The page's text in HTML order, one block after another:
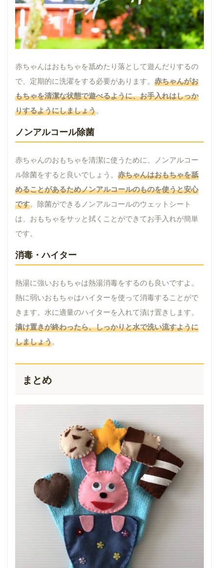
赤ちゃんはおもちゃを舐めたり落として遊んだりするの
で、定期的に洗濯をする必要があります。 赤ちゃんがお
もちゃを清潔な状態で遊べるように、お手入れはしっか
りするようにしましょう。
ノンアルコール除菌
赤ちゃんのおもちゃを清潔に使うために、ノンアルコー
ル除菌をすると良いでしょう。 赤ちゃんはおもちゃを舐
めることがあるためノンアルコールのものを使うと安心
です。除菌ができるノンアルコールのウェットシート
は、おもちゃをサッと拭くことができてお手入れが簡単
です。
消毒・ハイター
熱湯に強いおもちゃは熱湯消毒をするのも良いですよ。
熱に弱いおもちゃはハイターを使って消毒することがで
きます。水に適量のハイターを入れて漬け置きします。
漬け置きが終わったら、しっかりと水で洗い流すように
しましょう。
まとめ